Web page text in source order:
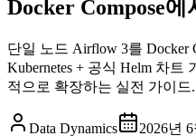
Docker Compose에
단일 노드 Airflow 3를 Docker
Kubernetes + 공식 Helm 차트
적으로 확장하는 실전 가이드.
Data Dynamics 2026년